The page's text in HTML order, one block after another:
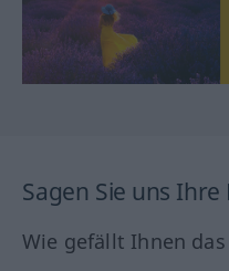
Sagen Sie uns
Wie gefällt Ihnen